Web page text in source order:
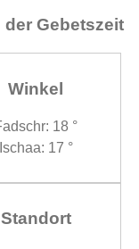
Gebetszeit
Winkel
18 °
Ischaa: 17 °
Standort